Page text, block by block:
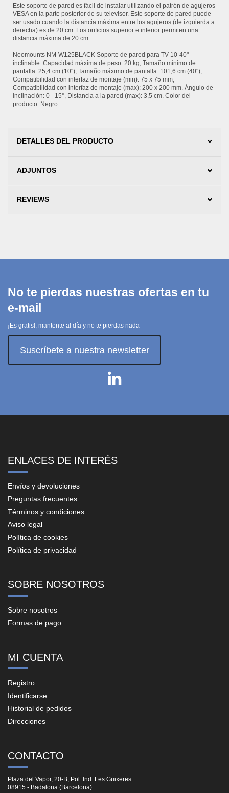
Este soporte de pared es fácil de instalar utilizando el patrón de agujeros
VESA en la parte posterior de su televisor. Este soporte de pared puede
ser usado cuando la distancia máxima entre los agujeros (de izquierda a
derecha) es de 20 cm. Los orificios superior e inferior permiten una
distancia máxima de 20 cm.
Neomounts NM-W125BLACK Soporte de pared para TV 10-40" -
inclinable. Capacidad máxima de peso: 20 kg, Tamaño mínimo de
pantalla: 25,4 cm (10"), Tamaño máximo de pantalla: 101,6 cm (40"),
Compatibilidad con interfaz de montaje (min): 75 x 75 mm,
Compatibilidad con interfaz de montaje (max): 200 x 200 mm. Ángulo de
inclinación: 0 - 15°, Distancia a la pared (max): 3,5 cm. Color del
producto: Negro
DETALLES DEL PRODUCTO
ADJUNTOS
REVIEWS
No te pierdas nuestras ofertas en tu
e-mail
¡Es gratis!, mantente al día y no te pierdas nada
Suscríbete a nuestra newsletter
ENLACES DE INTERÉS
Envíos y devoluciones
Preguntas frecuentes
Términos y condiciones
Aviso legal
Política de cookies
Política de privacidad
SOBRE NOSOTROS
Sobre nosotros
Formas de pago
MI CUENTA
Registro
Identificarse
Historial de pedidos
Direcciones
CONTACTO
Plaza del Vapor, 20-B, Pol. Ind. Les Guixeres
08915 - Badalona (Barcelona)